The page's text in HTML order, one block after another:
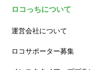
ロコっちについて
運営会社について
ロコサポーター募集